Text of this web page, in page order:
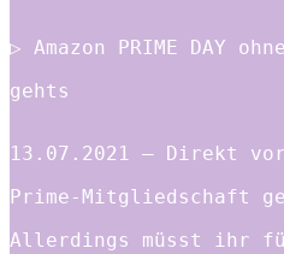
▷ Amazon PRIME DAY
gehts
13.07.2021 — Direkt
Prime-Mitgliedschaft
Allerdings müsst ihr